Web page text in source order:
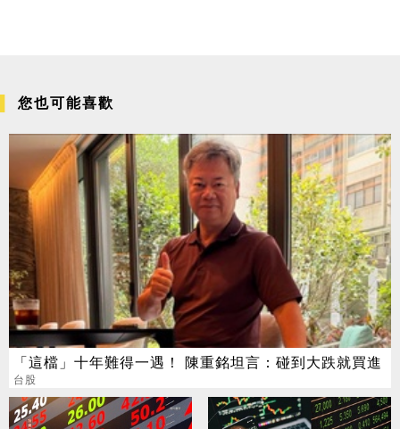
您也可能喜歡
「這檔」十年難得一遇！ 陳重銘坦言：碰到大跌就買進
台股